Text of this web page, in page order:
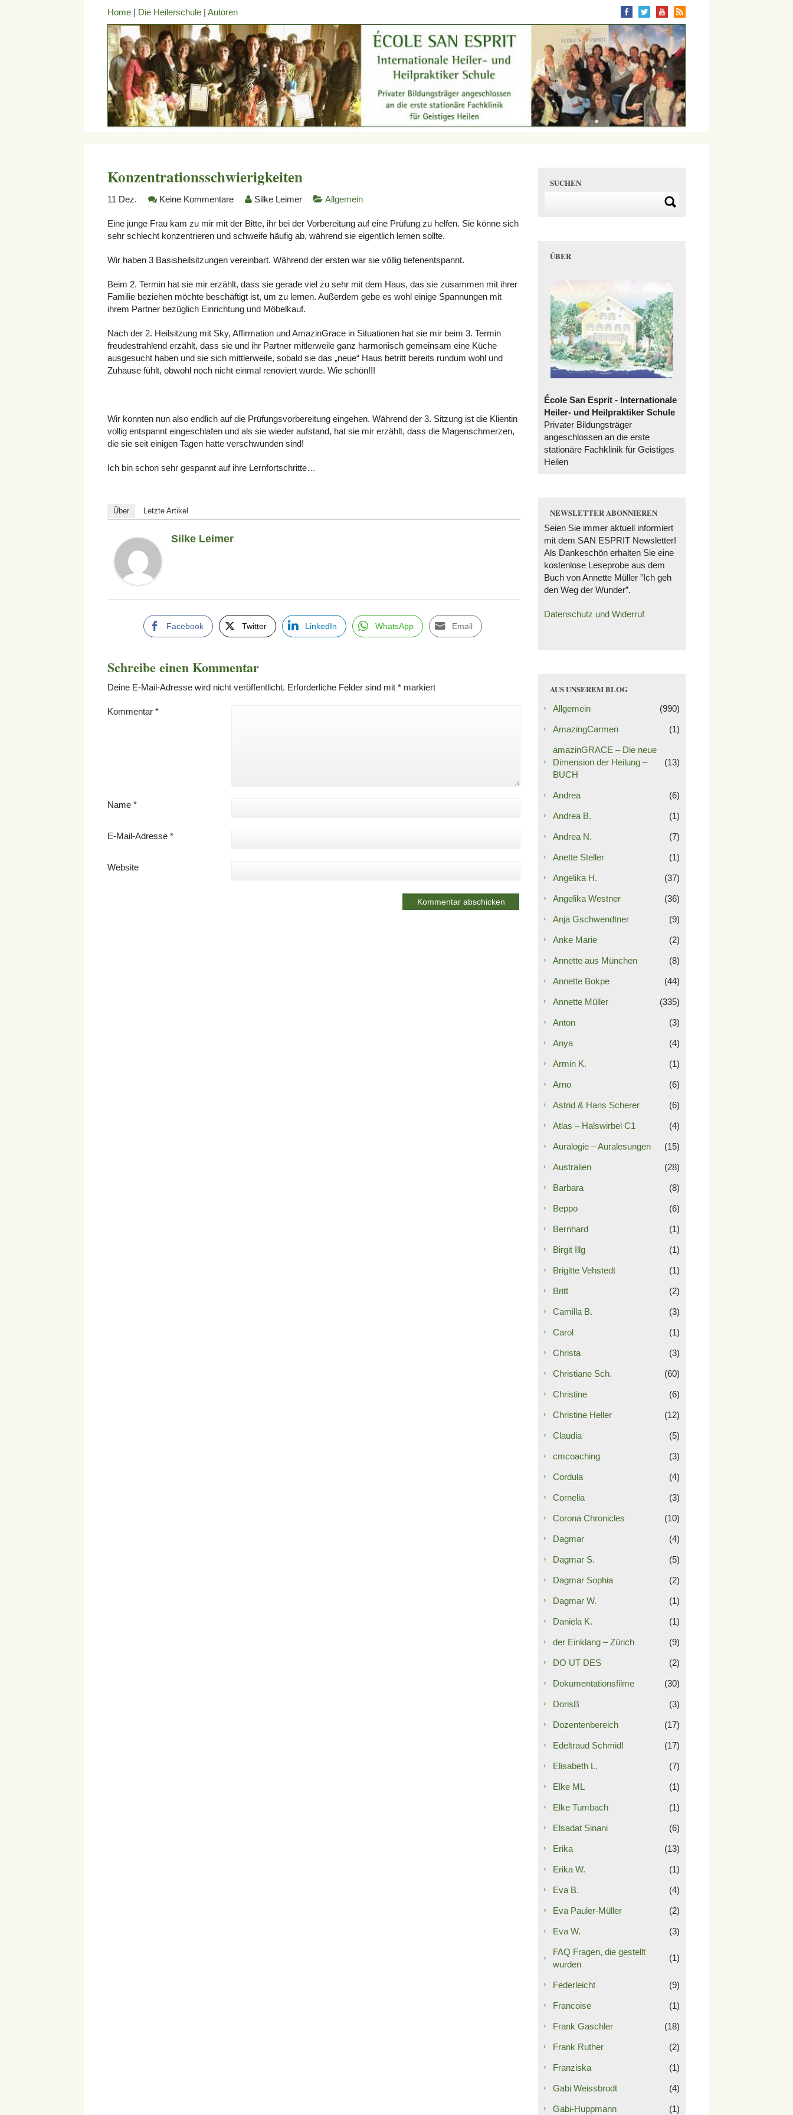
Home | Die Heilerschule | Autoren
Konzentrationsschwierigkeiten
11 Dez. Keine Kommentare Silke Leimer Allgemein
Eine junge Frau kam zu mir mit der Bitte, ihr bei der Vorbereitung auf eine Prüfung zu helfen. Sie könne sich
sehr schlecht konzentrieren und schweife häufig ab, während sie eigentlich lernen sollte.
Wir haben 3 Basisheilsitzungen vereinbart. Während der ersten war sie völlig tiefenentspannt.
Beim 2. Termin hat sie mir erzählt, dass sie gerade viel zu sehr mit dem Haus, das sie zusammen mit ihrer
Familie beziehen möchte beschäftigt ist, um zu lernen. Außerdem gebe es wohl einige Spannungen mit
ihrem Partner bezüglich Einrichtung und Möbelkauf.
Nach der 2. Heilsitzung mit Sky, Affirmation und AmazinGrace in Situationen hat sie mir beim 3. Termin
freudestrahlend erzählt, dass sie und ihr Partner mitlerweile ganz harmonisch gemeinsam eine Küche
ausgesucht haben und sie sich mittlerweile, sobald sie das „neue“ Haus betritt bereits rundum wohl und
Zuhause fühlt, obwohl noch nicht einmal renoviert wurde. Wie schön!!!
Wir konnten nun also endlich auf die Prüfungsvorbereitung eingehen. Während der 3. Sitzung ist die Klientin
vollig entspannt eingeschlafen und als sie wieder aufstand, hat sie mir erzählt, dass die Magenschmerzen,
die sie seit einigen Tagen hatte verschwunden sind!
Ich bin schon sehr gespannt auf ihre Lernfortschritte…
Über Letzte Artikel
Silke Leimer
Facebook Twitter LinkedIn WhatsApp Email
Schreibe einen Kommentar
Deine E-Mail-Adresse wird nicht veröffentlicht. Erforderliche Felder sind mit * markiert
Kommentar *
Name *
E-Mail-Adresse *
Website
SUCHEN
ÜBER
École San Esprit - Internationale
Heiler- und Heilpraktiker Schule
Privater Bildungsträger
angeschlossen an die erste
stationäre Fachklinik für Geistiges
Heilen
NEWSLETTER ABONNIEREN
Seien Sie immer aktuell informiert
mit dem SAN ESPRIT Newsletter!
Als Dankeschön erhalten Sie eine
kostenlose Leseprobe aus dem
Buch von Annette Müller ”Ich geh
den Weg der Wunder”.
Datenschutz und Widerruf
AUS UNSEREM BLOG
Allgemein (990)
AmazingCarmen (1)
amazinGRACE – Die neue
Dimension der Heilung –
BUCH
(13)
Andrea (6)
Andrea B. (1)
Andrea N. (7)
Anette Steller (1)
Angelika H. (37)
Angelika Westner (36)
Anja Gschwendtner (9)
Anke Marie (2)
Annette aus München (8)
Annette Bokpe (44)
Annette Müller (335)
Anton (3)
Anya (4)
Armin K. (1)
Arno (6)
Astrid & Hans Scherer (6)
Atlas – Halswirbel C1 (4)
Auralogie – Auralesungen (15)
Australien (28)
Barbara (8)
Beppo (6)
Bernhard (1)
Birgit Illg (1)
Brigitte Vehstedt (1)
Britt (2)
Camilla B. (3)
Carol (1)
Christa (3)
Christiane Sch. (60)
Christine (6)
Christine Heller (12)
Claudia (5)
cmcoaching (3)
Cordula (4)
Cornelia (3)
Corona Chronicles (10)
Dagmar (4)
Dagmar S. (5)
Dagmar Sophia (2)
Dagmar W. (1)
Daniela K. (1)
der Einklang – Zürich (9)
DO UT DES (2)
Dokumentationsfilme (30)
DorisB (3)
Dozentenbereich (17)
Edeltraud Schmidl (17)
Elisabeth L. (7)
Elke ML (1)
Elke Tumbach (1)
Elsadat Sinani (6)
Erika (13)
Erika W. (1)
Eva B. (4)
Eva Pauler-Müller (2)
Eva W. (3)
FAQ Fragen, die gestellt
wurden
(1)
Federleicht (9)
Francoise (1)
Frank Gaschler (18)
Frank Ruther (2)
Franziska (1)
Gabi Weissbrodt (4)
Gabi-Huppmann (1)